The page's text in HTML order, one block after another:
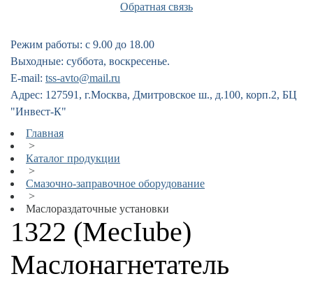
Обратная связь
Режим работы: с 9.00 до 18.00
Выходные: суббота, воскресенье.
E-mail: tss-avto@mail.ru
Адрес: 127591, г.Москва, Дмитровское ш., д.100, корп.2, БЦ
"Инвест-К"
Главная
>
Каталог продукции
>
Смазочно-заправочное оборудование
>
Маслораздаточные установки
1322 (MecIube)
Маслонагнетатель